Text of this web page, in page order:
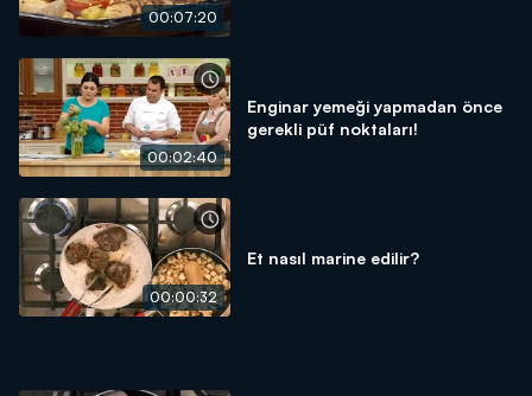
00:07:20
00:02:40
Enginar yemeği yapmadan önce
gerekli püf noktaları!
00:00:32
Et nasıl marine edilir?